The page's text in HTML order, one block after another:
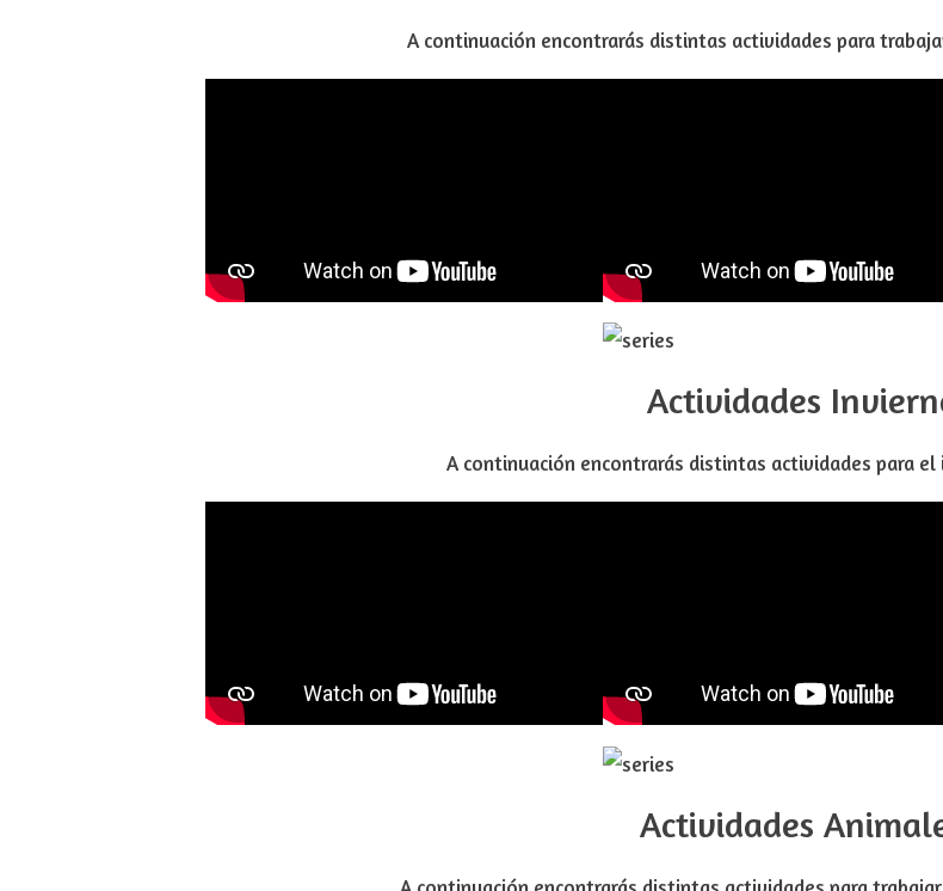
A continuación encontrarás distintas actividades para
Actividades
A continuación encontrarás distintas actividades para el
Actividades